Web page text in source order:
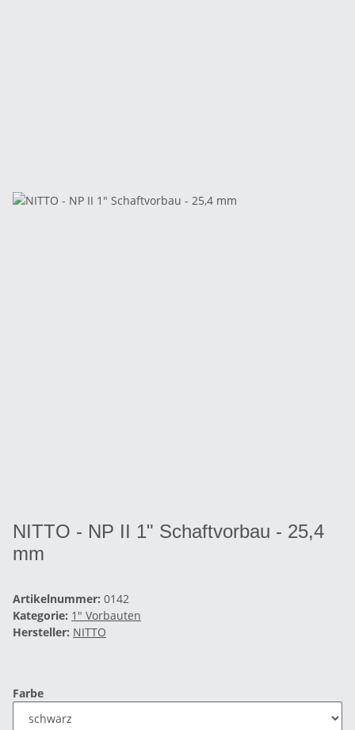
NITTO - NP II 1" Schaftvorbau - 25,4
mm
Artikelnummer: 0142
Kategorie: 1" Vorbauten
Hersteller: NITTO
Farbe